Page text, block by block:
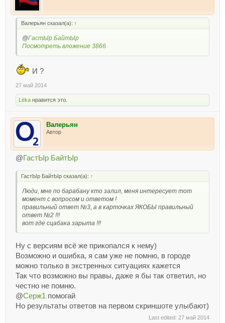
Валерьян сказал(а): ↑
@ГастЫр БайтЫр
Посмотреть вложение 3866
И ?
27 май 2014
Lёka нравится это.
Валерьян
Автор
@ГастЫр БайтЫр
ГастЫр БайтЫр сказал(а): ↑
Люди, мне по барабану кто залил, меня интересует тот
момент с вопросом и ответом !
правильный ответ №3, а в карточках ЯКОБЫ правильный
ответ №2 !!!
вот где сцабака зарыта !!!
Ну с версиям всё же прикопался к нему)
Возможно и ошибка, я сам уже не помню, в городе
можно только в экстренных ситуациях кажется
Так что возможно вы правы, даже я бы так ответил, но
честно не помню.
@Серж1 помогай
Но результаты ответов на первом скриншоте улыбают)
Last edited: 27 май 2014